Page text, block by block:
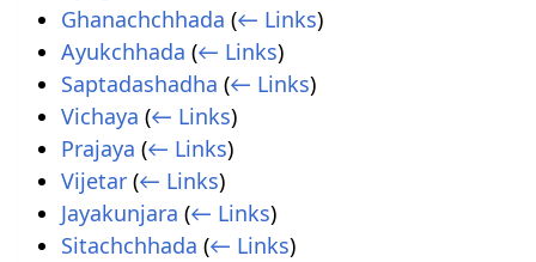
Ghanachchhada (← Links)
Ayukchhada (← Links)
Saptadashadha (← Links)
Vichaya (← Links)
Prajaya (← Links)
Vijetar (← Links)
Jayakunjara (← Links)
Sitachchhada (← Links)